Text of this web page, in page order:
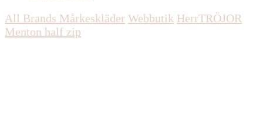
All Brands Mårkeskläder Webbutik HerrTRÖJOR
Menton half zip